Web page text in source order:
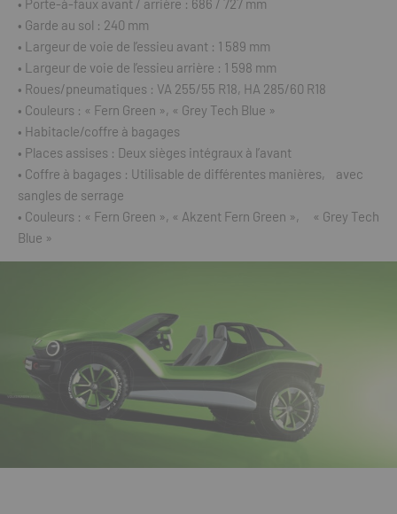
• Porte-à-faux avant / arrière : 686 / 727 mm
• Garde au sol : 240 mm
• Largeur de voie de l’essieu avant : 1 589 mm
• Largeur de voie de l’essieu arrière : 1 598 mm
• Roues/pneumatiques : VA 255/55 R18, HA 285/60 R18
• Couleurs : « Fern Green », « Grey Tech Blue »
• Habitacle/coffre à bagages
• Places assises : Deux sièges intégraux à l’avant
• Coffre à bagages : Utilisable de différentes manières, avec
sangles de serrage
• Couleurs : « Fern Green », « Akzent Fern Green », « Grey Tech
Blue »